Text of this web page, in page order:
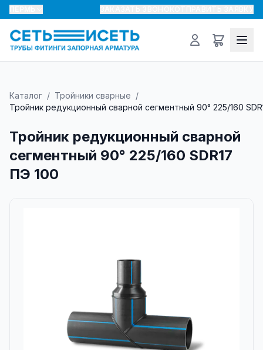
Каталог / Тройники сварные /
Тройник редукционный сварной сегментный 90° 225/160
Тройник редукционный сварной
сегментный 90° 225/160 SDR17
ПЭ 100